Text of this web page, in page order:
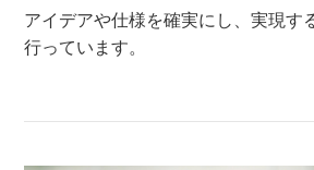
アイデアや仕様を確実にし、実現す
行っています。